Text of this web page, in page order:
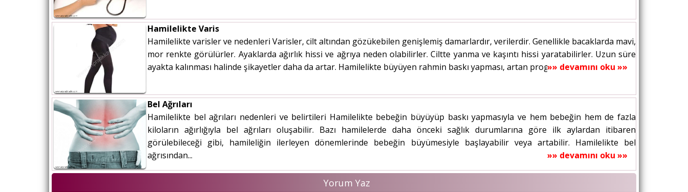
Hamilelikte Varis
Hamilelikte varisler ve nedenleri Varisler, cilt altından gözükebilen genişlemiş damarlardır, verilerdir. Genellikle bacaklarda mavi,
mor renkte görülürler. Ayaklarda ağırlık hissi ve ağrıya neden olabilirler. Ciltte yanma ve kaşıntı hissi yaratabilirler. Uzun süre
ayakta kalınması halinde şikayetler daha da artar. Hamilelikte büyüyen rahmin baskı yapması, artan progesteron...»» devamını oku »»
Bel Ağrıları
Hamilelikte bel ağrıları nedenleri ve belirtileri Hamilelikte bebeğin büyüyüp baskı yapmasıyla ve hem bebeğin hem de fazla
kiloların ağırlığıyla bel ağrıları oluşabilir. Bazı hamilelerde daha önceki sağlık durumlarına göre ilk aylardan itibaren
görülebileceği gibi, hamileliğin ilerleyen dönemlerinde bebeğin büyümesiyle başlayabilir veya artabilir. Hamilelikte bel
ağrısından...
»» devamını oku »»
Yorum Yaz